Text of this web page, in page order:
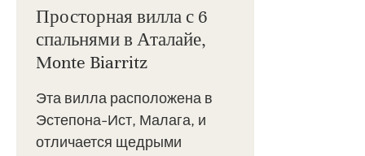
Просторная вилла с 6
спальнями в Аталайе,
Monte Biarritz
Эта вилла расположена в
Эстепона-Ист, Малага, и
отличается щедрыми